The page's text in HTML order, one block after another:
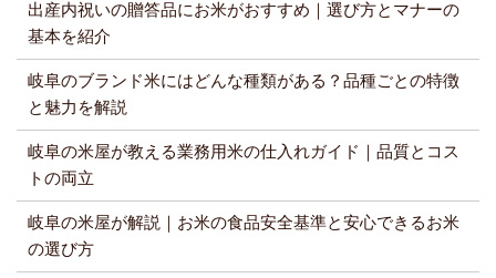
出産内祝いの贈答品にお米がおすすめ｜選び方とマナーの
基本を紹介
岐阜のブランド米にはどんな種類がある？品種ごとの特徴
と魅力を解説
岐阜の米屋が教える業務用米の仕入れガイド｜品質とコス
トの両立
岐阜の米屋が解説｜お米の食品安全基準と安心できるお米
の選び方